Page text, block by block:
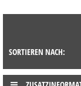
SORTIEREN NACH: